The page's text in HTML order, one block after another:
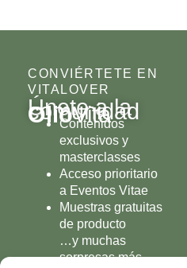
CONVIÉRTETE EN
VITALOVER
Únete a la
comunidad
OlioVita
Contenidos
exclusivos y
masterclasses
Acceso prioritario
a Eventos Vitae
Muestras gratuitas
de producto
…y muchas
sorpresas más